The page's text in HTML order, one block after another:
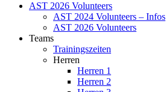
AST 2026 Volunteers
AST 2024 Volunteers – Infos
AST 2026 Volunteers
Teams
Trainingszeiten
Herren
Herren 1
Herren 2